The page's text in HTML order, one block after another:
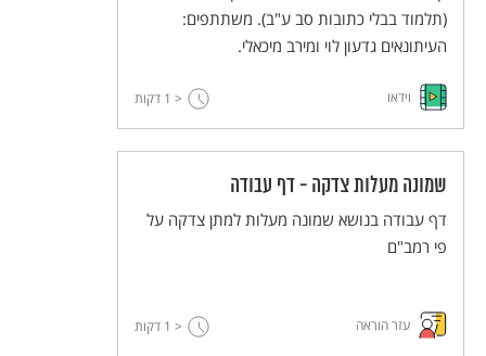
(תלמוד בבלי כתובות סב ע"ב). משתתפים:
העיתונאים גדעון לוי ומירב מיכאלי.
וידאו < 1 דקות
שמונה מעלות צדקה - דף עבודה
דף עבודה בנושא שמונה מעלות למתן צדקה על
פי רמב"ם
עזר הוראה < 1 דקות